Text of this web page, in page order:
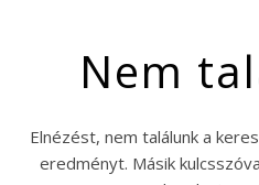
Nem
Elnézést, nem találunk a
eredményt. Másik